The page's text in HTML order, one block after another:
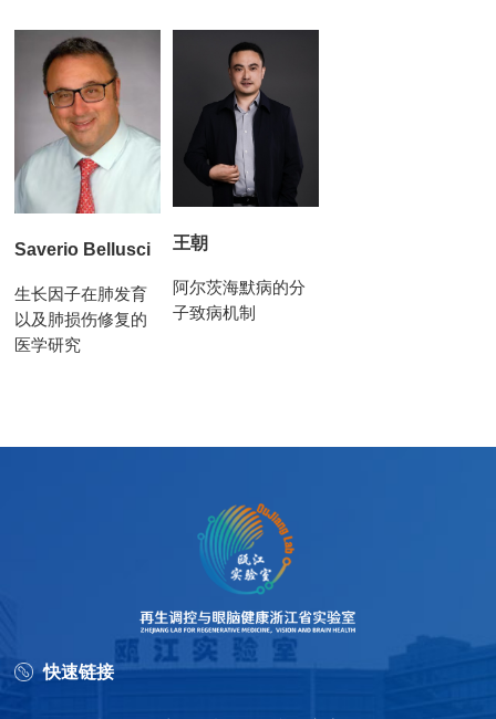
Saverio Bellusci
生长因子在肺发育
以及肺损伤修复的
医学研究
王朝
阿尔茨海默病的分
子致病机制
快速链接